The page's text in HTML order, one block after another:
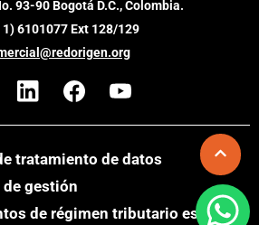
93-90 Bogotá D.C., Colombia.
1) 6101077 Ext 128/129
tratamiento de datos
gestión
de régimen tributario especial